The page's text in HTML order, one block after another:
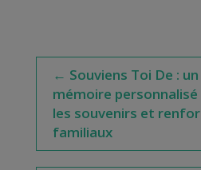
← Souviens Toi De :
mémoire
les souvenirs et
familiaux